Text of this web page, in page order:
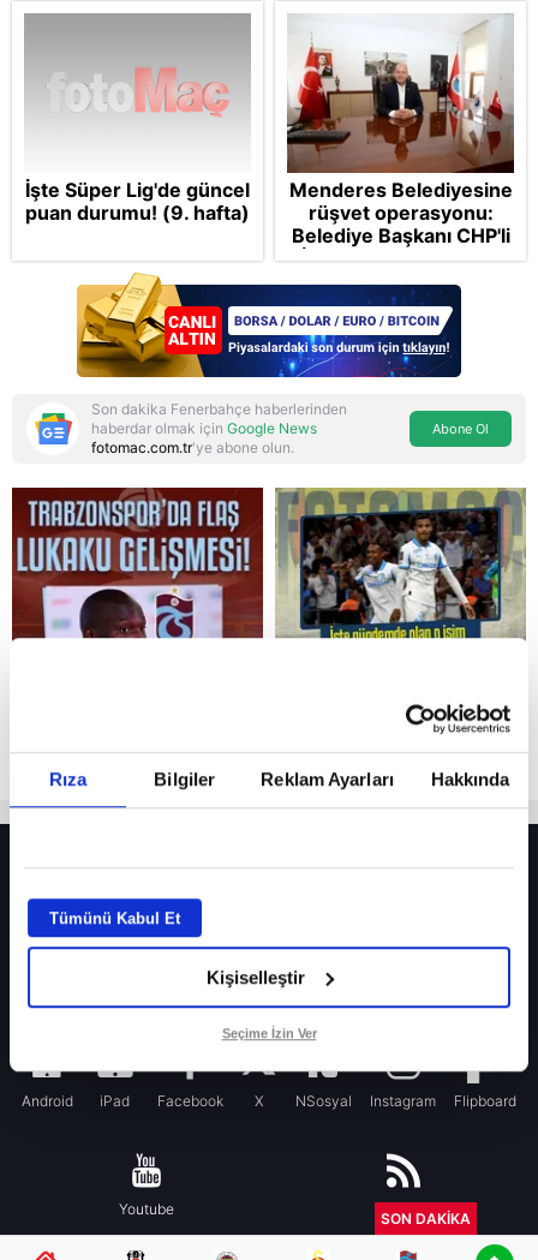
Rıza Bilgiler Reklam Ayarları Hakkında
Tümünü Kabul Et
Kişiselleştir
Seçime İzin Ver
Reddet
İşte Süper Lig'de güncel
puan durumu! (9. hafta)
Menderes Belediyesine
rüşvet operasyonu:
Belediye Başkanı CHP'li
İlkay Çiçek tutuklandı
Son dakika Fenerbahçe haberlerinden
haberdar olmak için Google News
fotomac.com.tr'ye abone olun.
Abone Ol
Fenerbahçe’de sürpriz ayrılık ihtimali! Devre arasında gelmişti
Fenerbahçe’nin yeni transferi Mason Greenwood için olay sözler!
Galatasaray’da rota yeniden Thiago Almada!
Android iPad Facebook X NSosyal Instagram Flipboard
Youtube RSS
SON DAKİKA